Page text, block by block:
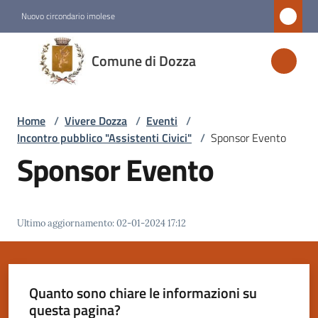
Nuovo circondario imolese
Comune di Dozza
Comune
di
Dozza
Novità
Servizi
Vivere
Dozza
Menu selezionato
Home / Vivere Dozza / Eventi /
Incontro pubblico "Assistenti Civici" / Sponsor Evento
Sponsor Evento
Ultimo aggiornamento:02-01-2024 17:12
Quanto sono chiare le informazioni su
questa pagina?